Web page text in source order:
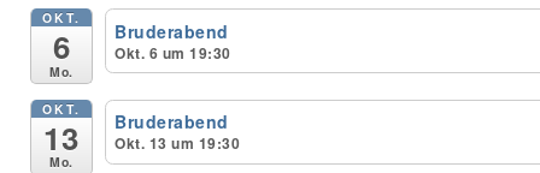
Kontakt / Anfahrt
VS-Intern
OKT.
6
Mo.
Bruderabend
Okt. 6 um 19:30
OKT.
13
Mo.
Bruderabend
Okt. 13 um 19:30